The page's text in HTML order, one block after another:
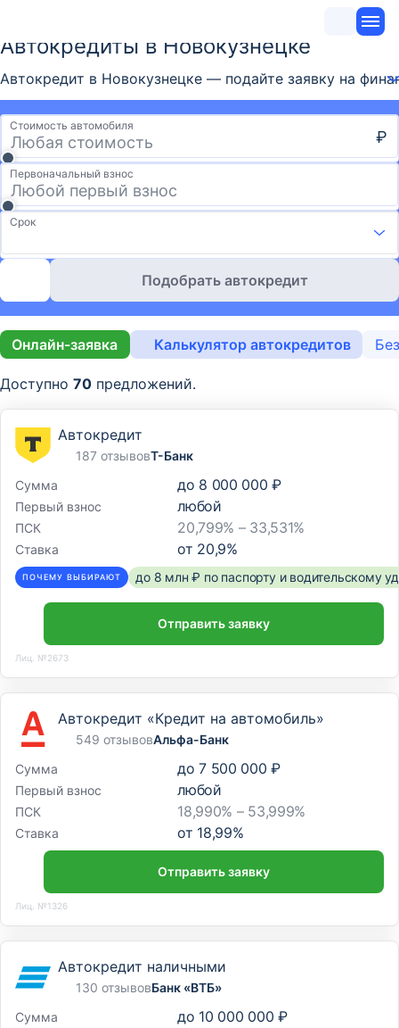
Автокредиты в Новокузнецке
Автокредит в Новокузнецке — подайте заявку на
Стоимость автомобиля
₽
Первоначальный взнос
Срок
Подобрать автокредит
Онлайн-заявка Калькулятор автокредитов
Доступно 70 предложений.
Автокредит
187 отзывовТ-Банк
Сумма
до 8 000 000 ₽
Первый взнос любой
ПСК 20,799% – 33,531%
Ставка от 20,9%
ПОЧЕМУ ВЫБИРАЮТ до 8 млн ₽ по паспорту и водительскому
Отправить заявку
Лиц. №2673
Автокредит «Кредит на автомобиль»
549 отзывовАльфа-Банк
Сумма
до 7 500 000 ₽
Первый взнос любой
ПСК 18,990% – 53,999%
Ставка от 18,99%
Отправить заявку
Лиц. №1326
Автокредит наличными
130 отзывовБанк «ВТБ»
Сумма
до 10 000 000 ₽